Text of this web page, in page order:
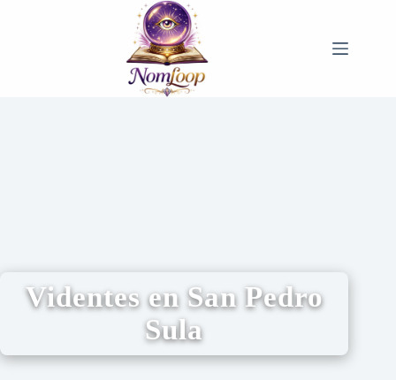
Videntes en San Pedro
Sula